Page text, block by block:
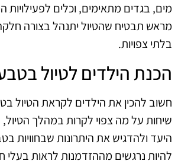
מים, בגדים מתאימים, וכלים לפעילויות
מראש תבטיח שהטיול יתנהל בצורה
בלתי צפויות.
הכנת הילדים לטיול
חשוב להכין את הילדים לקראת הטיול
שיחות על מה צפוי לקרות במהלך
היעד ולהדגיש את היתרונות שבחוויות
להיות נרגשים מההזדמנות לראות בעלי